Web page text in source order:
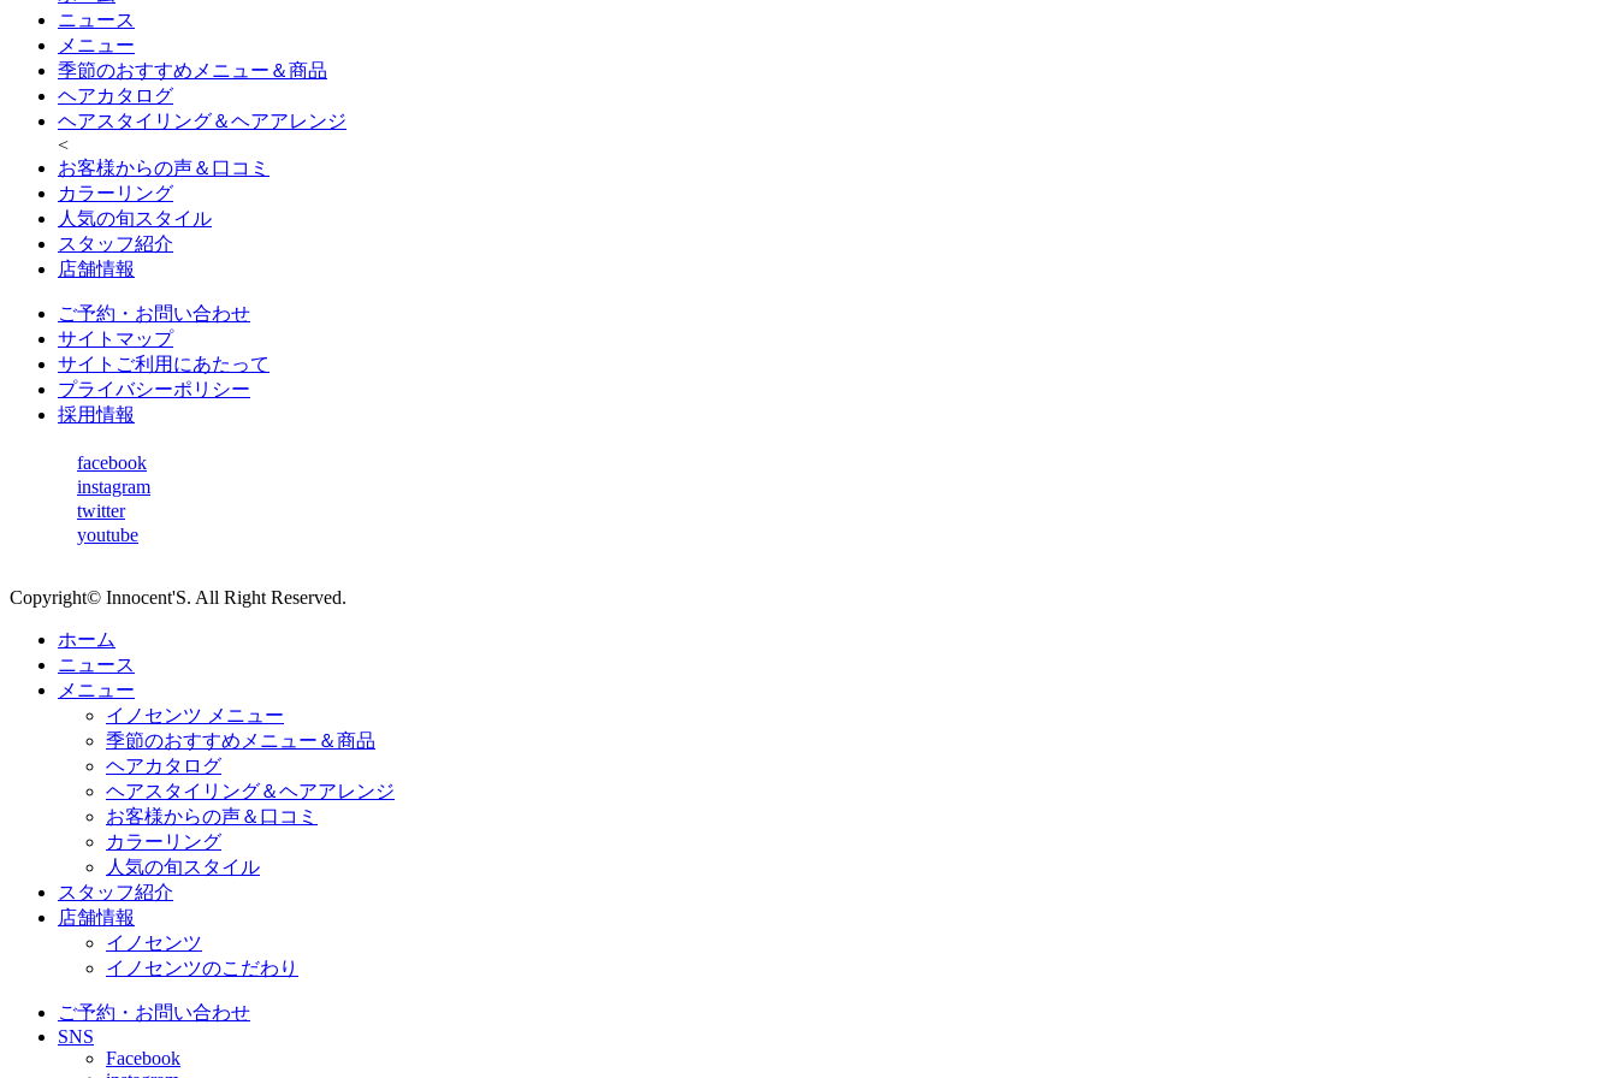
ニュース
メニュー
季節のおすすめメニュー＆商品
ヘアカタログ
ヘアスタイリング＆ヘアアレンジ
<
お客様からの声＆口コミ
カラーリング
人気の旬スタイル
スタッフ紹介
店舗情報
ご予約・お問い合わせ
サイトマップ
サイトご利用にあたって
プライバシーポリシー
採用情報
facebook
instagram
twitter
youtube
Copyright© Innocent'S. All Right Reserved.
ホーム
ニュース
メニュー
イノセンツ メニュー
季節のおすすめメニュー＆商品
ヘアカタログ
ヘアスタイリング＆ヘアアレンジ
お客様からの声＆口コミ
カラーリング
人気の旬スタイル
スタッフ紹介
店舗情報
イノセンツ
イノセンツのこだわり
ご予約・お問い合わせ
SNS
Facebook